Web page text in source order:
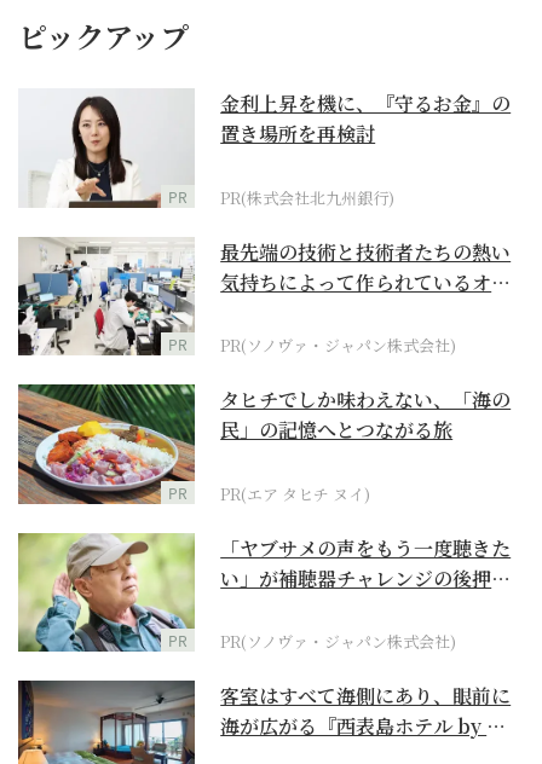
ピックアップ
PR
金利上昇を機に、『守るお金』の
置き場所を再検討
PR(株式会社北九州銀行)
PR
最先端の技術と技術者たちの熱い
気持ちによって作られているオー
PR(ソノヴァ・ジャパン株式会社)
PR
タヒチでしか味わえない、「海の
民」の記憶へとつながる旅
PR(エア タヒチ ヌイ)
PR
「ヤブサメの声をもう一度聴きた
い」が補聴器チャレンジの後押し
PR(ソノヴァ・ジャパン株式会社)
客室はすべて海側にあり、眼前に
海が広がる『西表島ホテル by 星